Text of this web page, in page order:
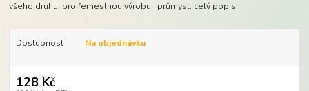
všeho druhu, pro řemeslnou výrobu i průmysl. celý popis
Dostupnost Na objednávku
128 Kč